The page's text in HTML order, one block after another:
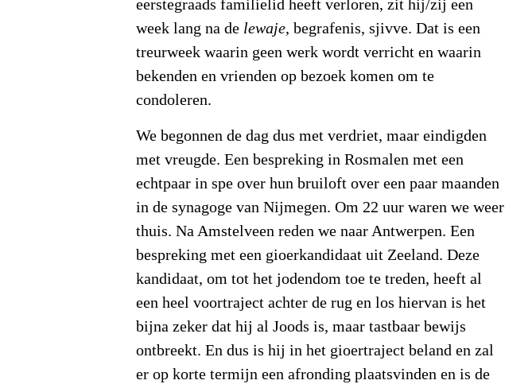
eerstegraads familielid heeft verloren, zit hij/zij een
week lang na de lewaje, begrafenis, sjivve. Dat is een
treurweek waarin geen werk wordt verricht en waarin
bekenden en vrienden op bezoek komen om te
condoleren.
We begonnen de dag dus met verdriet, maar eindigden
met vreugde. Een bespreking in Rosmalen met een
echtpaar in spe over hun bruiloft over een paar maanden
in de synagoge van Nijmegen. Om 22 uur waren we weer
thuis. Na Amstelveen reden we naar Antwerpen. Een
bespreking met een gioerkandidaat uit Zeeland. Deze
kandidaat, om tot het jodendom toe te treden, heeft al
een heel voortraject achter de rug en los hiervan is het
bijna zeker dat hij al Joods is, maar tastbaar bewijs
ontbreekt. En dus is hij in het gioertraject beland en zal
er op korte termijn een afronding plaatsvinden en is de